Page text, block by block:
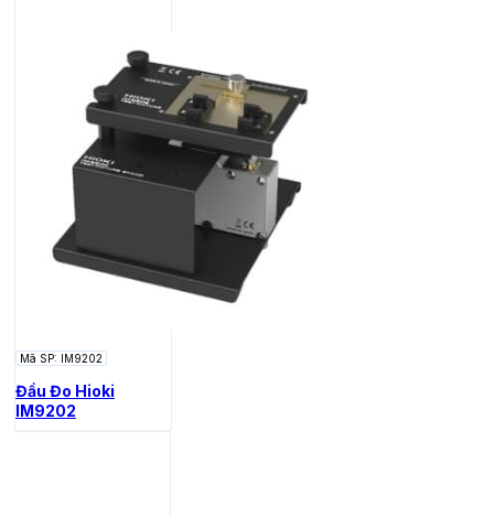
Mã SP: IM9202
Đầu Đo Hioki
IM9202